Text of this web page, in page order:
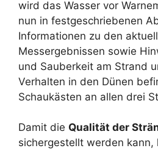
wird das Wasser vor
nun in festgeschriebenen
Informationen zu den
Messergebnissen sowie
und Sauberkeit am Strand
Verhalten in den Dünen
Schaukästen an allen drei
Damit die Qualität der
sichergestellt werden kann,